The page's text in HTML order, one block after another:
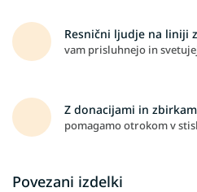
Resnični ljudje na liniji
vam prisluhnejo in
Z donacijami in
pomagamo otrokom v
Povezani izdelki